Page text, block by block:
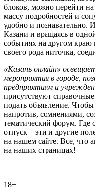
блоков, можно перейти
массу подробностей и
удобно и познавательно.
Казани и вращаясь в
событиях на другом
своего рода ниточка,
«Казань онлайн»
мероприятия в городе,
предприятиям и
присутствуют
подать объявление.
напротив, сомнениями,
тематический форум. Где
отпуск – эти и другие
на нашем сайте. Все, что
на наших страницах!
18+